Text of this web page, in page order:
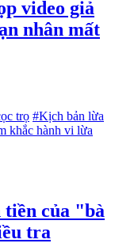
video giả
nhân mất
trọ #Kịch bản lừa
khắc hành vi lừa
tiền của "bà
tra